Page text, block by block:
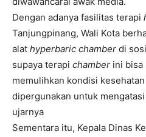
Dengan adanya fasilitas terapi
Tanjungpinang, Wali Kota
alat hyperbaric chamber di
supaya terapi chamber ini bisa
memulihkan kondisi
dipergunakan untuk
ujarnya
Sementara itu, Kepala Dinas